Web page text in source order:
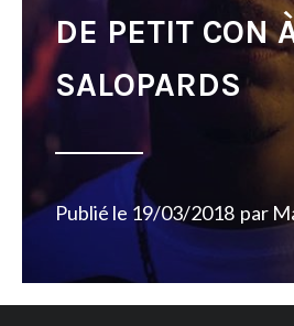
DE PETIT CON
SALOPARDS
Publié le 19/03/2018 par